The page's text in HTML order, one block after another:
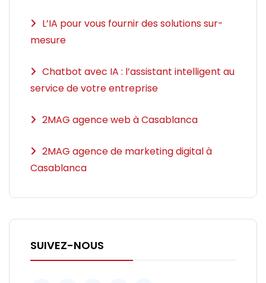
L’IA pour vous fournir des solutions sur-
mesure
Chatbot avec IA : l’assistant intelligent au
service de votre entreprise
2MAG agence web à Casablanca
2MAG agence de marketing digital à
Casablanca
SUIVEZ-NOUS